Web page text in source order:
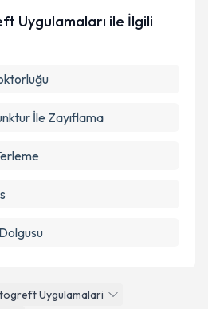
Uygulamalari
Uygulamaları ile İlgili
İle Zayıflama